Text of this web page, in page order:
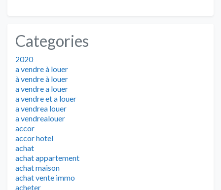
Categories
2020
a vendre à louer
à vendre à louer
a vendre a louer
a vendre et a louer
a vendrea louer
a vendrealouer
accor
accor hotel
achat
achat appartement
achat maison
achat vente immo
acheter